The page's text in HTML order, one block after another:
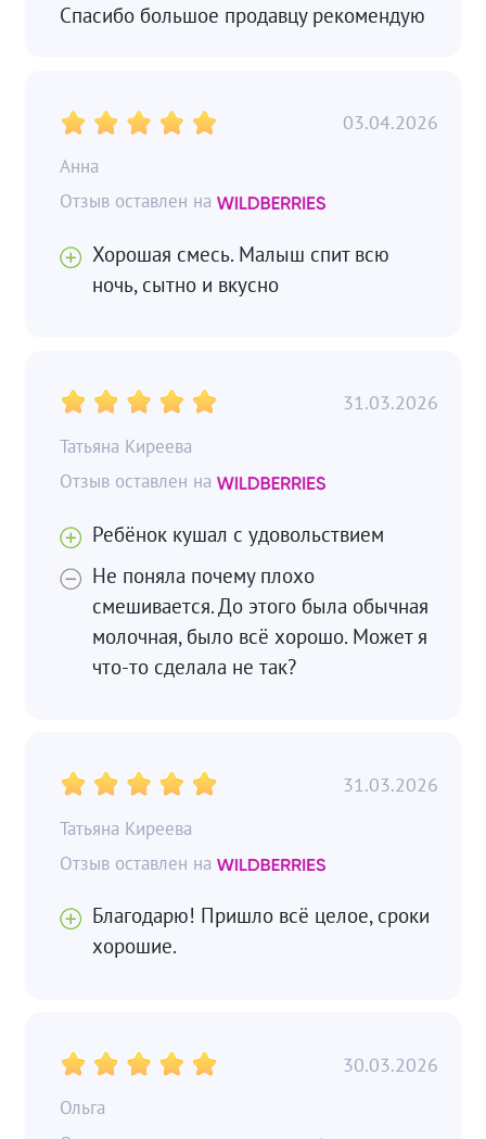
Спасибо большое продавцу рекомендую
Анна
03.04.2026
Хорошая смесь. Малыш спит всю
ночь, сытно и вкусно
Татьяна Киреева
31.03.2026
Ребёнок кушал с удовольствием
Не поняла почему плохо
смешивается. До этого была обычная
молочная, было всё хорошо. Может я
что-то сделала не так?
Татьяна Киреева
31.03.2026
Благодарю! Пришло всё целое, сроки
хорошие.
Ольга
30.03.2026